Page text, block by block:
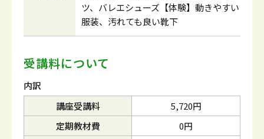
ツ、バレエシューズ【体験】動きやすい
服装、汚れても良い靴下
受講料について
内訳
講座受講料
5,720円
定期教材費
0円